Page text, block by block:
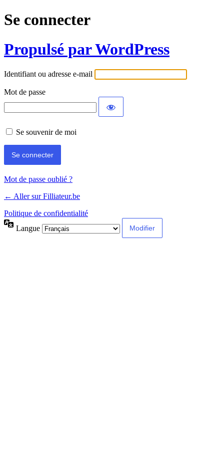
Se connecter
Propulsé par WordPress
Identifiant ou adresse e-mail
Mot de passe
Se souvenir de moi
Mot de passe oublié ?
← Aller sur Filliateur.be
Politique de confidentialité
Langue